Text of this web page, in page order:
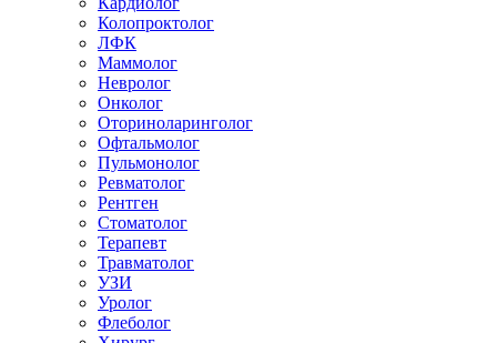
Колопроктолог
ЛФК
Маммолог
Невролог
Онколог
Оториноларинголог
Офтальмолог
Пульмонолог
Ревматолог
Рентген
Стоматолог
Терапевт
Травматолог
УЗИ
Уролог
Флеболог